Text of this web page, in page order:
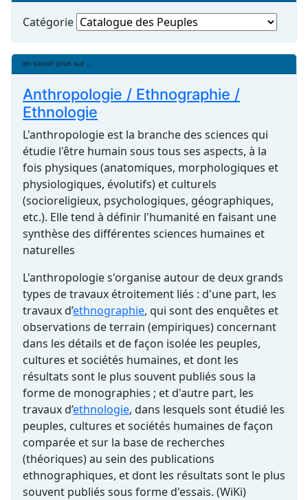
Catégorie
en savoir plus sur ...
Anthropologie / Ethnographie /
Ethnologie
L'anthropologie est la branche des sciences qui
étudie l'être humain sous tous ses aspects, à la
fois physiques (anatomiques, morphologiques et
physiologiques, évolutifs) et culturels
(socioreligieux, psychologiques, géographiques,
etc.). Elle tend à définir l'humanité en faisant une
synthèse des différentes sciences humaines et
naturelles
L'anthropologie s'organise autour de deux grands
types de travaux étroitement liés : d'une part, les
travaux d’ethnographie, qui sont des enquêtes et
observations de terrain (empiriques) concernant
dans les détails et de façon isolée les peuples,
cultures et sociétés humaines, et dont les
résultats sont le plus souvent publiés sous la
forme de monographies ; et d'autre part, les
travaux d’ethnologie, dans lesquels sont étudié les
peuples, cultures et sociétés humaines de façon
comparée et sur la base de recherches
(théoriques) au sein des publications
ethnographiques, et dont les résultats sont le plus
souvent publiés sous forme d'essais. (WiKi)